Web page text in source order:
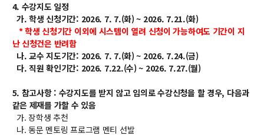
해동학술정보
소개
공지사항
커뮤니티
4. 수강지도 일정
가. 학생 신청기간: 2026. 7. 7.(화) ~ 2026. 7.21.(화)
* 학생 신청기간 이외에 시스템이 열려 신청이 가능하여도 기간이 지
난 신청건은 반려함
나. 교수 지도기간: 2026. 7. 7.(화) ~ 2026. 7.24.(금)
다. 직원 확인기간: 2026. 7.22.(수) ~ 2026. 7.27.(월)
5. 참고사항 : 수강지도를 받지 않고 임의로 수강신청을 할 경우, 다음과
같은 제재를 가할 수 있음
가. 장학생 추천
나. 동문 멘토링 프로그램 멘티 선발